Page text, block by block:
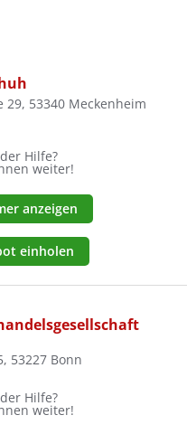
29, 53340 Meckenheim
Hilfe?
weiter!
anzeigen
einholen
53227 Bonn
Hilfe?
weiter!